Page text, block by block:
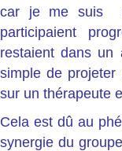
car je me suis
participaient
restaient dans un
simple de
sur un thérapeute
Cela est dû au
synergie du